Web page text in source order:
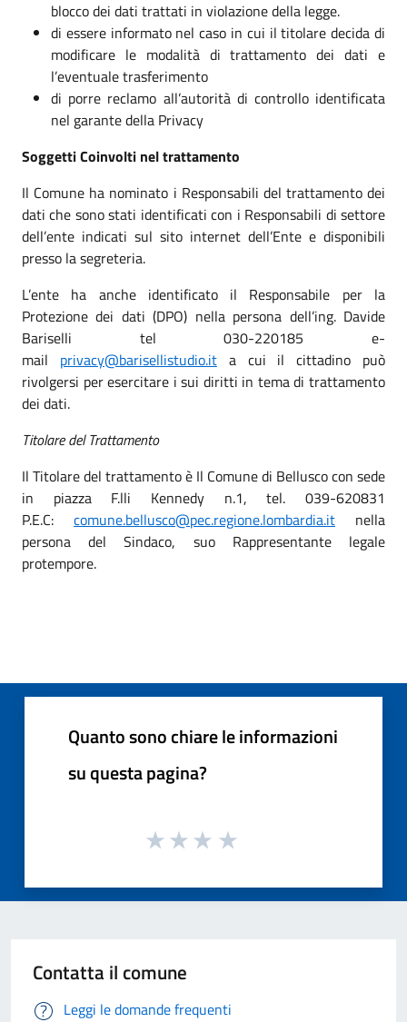
blocco dei dati trattati in violazione della legge.
di essere informato nel caso in cui il titolare decida di
modificare le modalità di trattamento dei dati e
l’eventuale trasferimento
di porre reclamo all’autorità di controllo identificata
nel garante della Privacy
Soggetti Coinvolti nel trattamento
Il Comune ha nominato i Responsabili del trattamento dei
dati che sono stati identificati con i Responsabili di settore
dell’ente indicati sul sito internet dell’Ente e disponibili
presso la segreteria.
L’ente ha anche identificato il Responsabile per la
Protezione dei dati (DPO) nella persona dell’ing. Davide
Bariselli tel 030-220185 e-
mail privacy@barisellistudio.ita cui il cittadino può
rivolgersi per esercitare i sui diritti in tema di trattamento
dei dati.
Titolare del Trattamento
Il Titolare del trattamento è Il Comune di Bellusco con sede
in piazza F.lli Kennedy n.1, tel. 039-620831
P.E.C: comune.bellusco@pec.regione.lombardia.it nella
persona del Sindaco, suo Rappresentante legale
protempore.
Quanto sono chiare le informazioni
su questa pagina?
Contatta il comune
Leggi le domande frequenti